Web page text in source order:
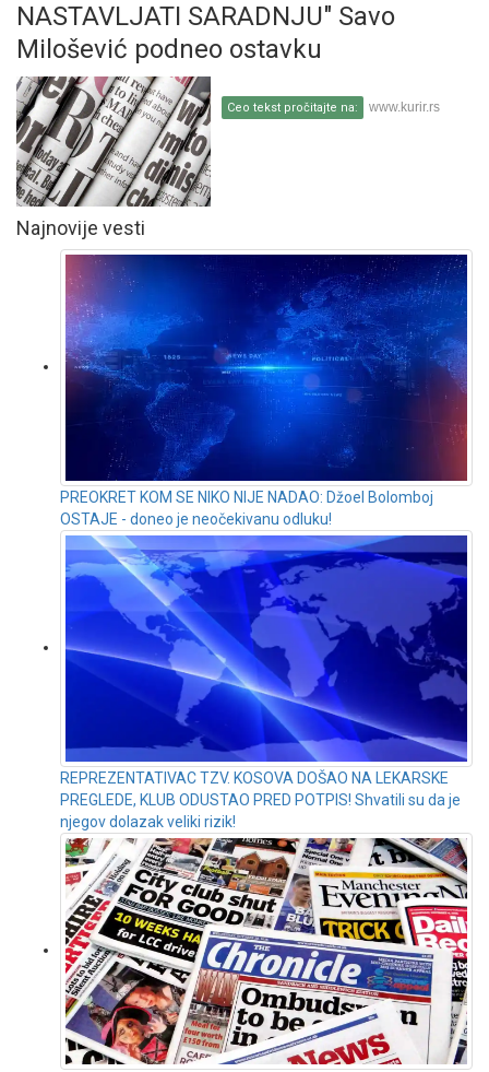
NASTAVLJATI SARADNJU" Savo
Milošević podneo ostavku
Ceo tekst pročitajte na: www.kurir.rs
Najnovije vesti
PREOKRET KOM SE NIKO NIJE NADAO: Džoel Bolomboj
OSTAJE - doneo je neočekivanu odluku!
REPREZENTATIVAC TZV. KOSOVA DOŠAO NA LEKARSKE
PREGLEDE, KLUB ODUSTAO PRED POTPIS! Shvatili su da je
njegov dolazak veliki rizik!